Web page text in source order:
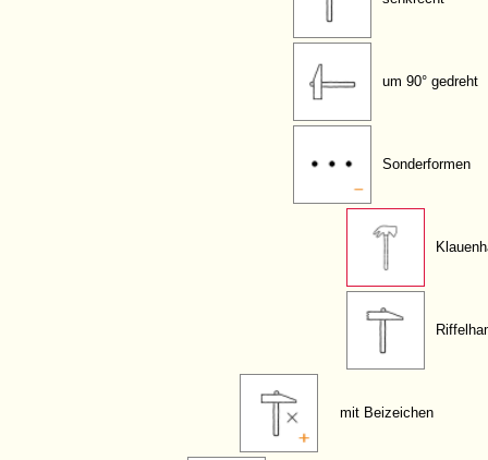
um 90° gedreht
Sonderformen
mit Beizeichen